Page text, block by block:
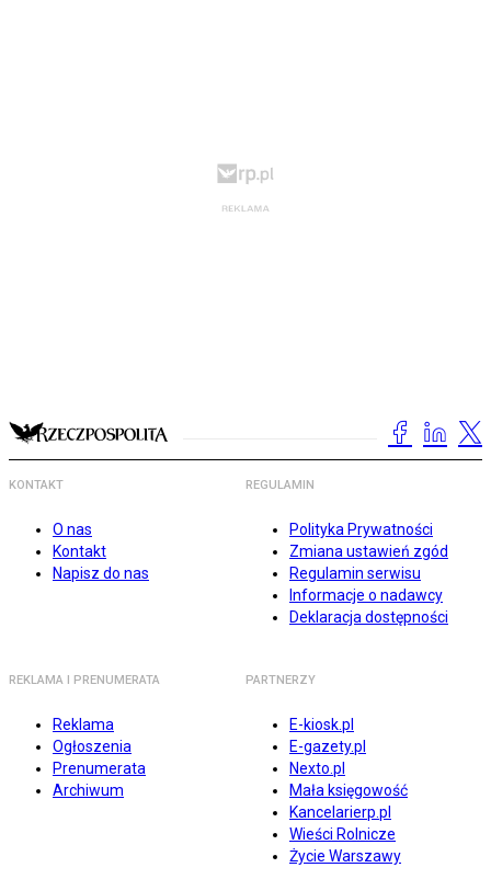
KONTAKT
O nas
Kontakt
Napisz do nas
REGULAMIN
Polityka Prywatności
Zmiana ustawień zgód
Regulamin serwisu
Informacje o nadawcy
Deklaracja dostępności
REKLAMA I PRENUMERATA
Reklama
Ogłoszenia
Prenumerata
Archiwum
PARTNERZY
E-kiosk.pl
E-gazety.pl
Nexto.pl
Mała księgowość
Kancelarierp.pl
Wieści Rolnicze
Życie Warszawy